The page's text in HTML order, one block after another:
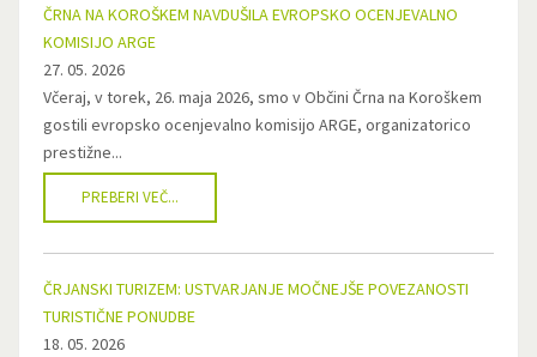
ČRNA NA KOROŠKEM NAVDUŠILA EVROPSKO OCENJEVALNO
KOMISIJO ARGE
27. 05. 2026
Včeraj, v torek, 26. maja 2026, smo v Občini Črna na Koroškem
gostili evropsko ocenjevalno komisijo ARGE, organizatorico
prestižne...
PREBERI VEČ...
ČRJANSKI TURIZEM: USTVARJANJE MOČNEJŠE POVEZANOSTI
TURISTIČNE PONUDBE
18. 05. 2026